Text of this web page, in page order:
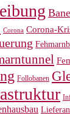
Corona Corona-
Follobanen